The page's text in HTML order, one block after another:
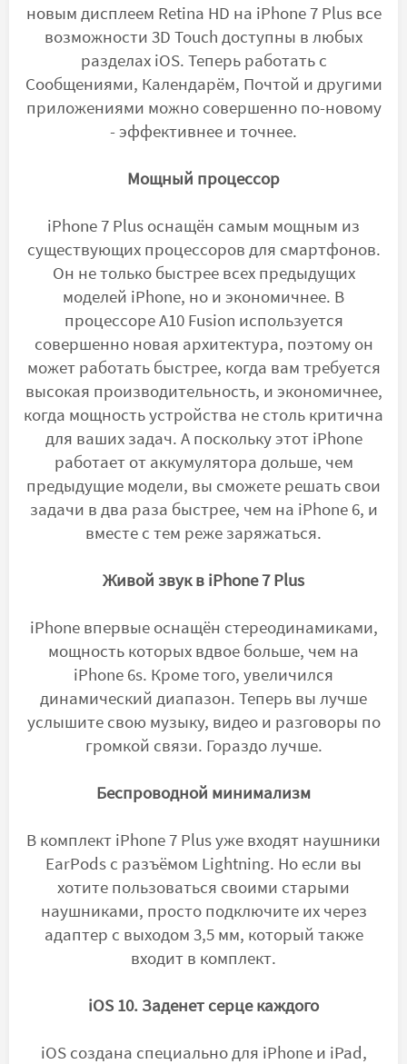
новым дисплеем Retina HD на iPhone 7 Plus все
возможности 3D Touch доступны в любых
разделах iOS. Теперь работать с
Сообщениями, Календарём, Почтой и другими
приложениями можно совершенно по-новому
- эффективнее и точнее.
Мощный процессор
iPhone 7 Plus оснащён самым мощным из
существующих процессоров для смартфонов.
Он не только быстрее всех предыдущих
моделей iPhone, но и экономичнее. В
процессоре A10 Fusion используется
совершенно новая архитектура, поэтому он
может работать быстрее, когда вам требуется
высокая производительность, и экономичнее,
когда мощность устройства не столь критична
для ваших задач. А поскольку этот iPhone
работает от аккумулятора дольше, чем
предыдущие модели, вы сможете решать свои
задачи в два раза быстрее, чем на iPhone 6, и
вместе с тем реже заряжаться.
Живой звук в iPhone 7 Plus
iPhone впервые оснащён стереодинамиками,
мощность которых вдвое больше, чем на
iPhone 6s. Кроме того, увеличился
динамический диапазон. Теперь вы лучше
услышите свою музыку, видео и разговоры по
громкой связи. Гораздо лучше.
Беспроводной минимализм
В комплект iPhone 7 Plus уже входят наушники
ЕаrPods с разъёмом Lightning. Но если вы
хотите пользоваться своими старыми
наушниками, просто подключите их через
адаптер с выходом 3,5 мм, который также
входит в комплект.
iOS 10. Заденет серце каждого
iOS создана специально для iPhone и iPad,